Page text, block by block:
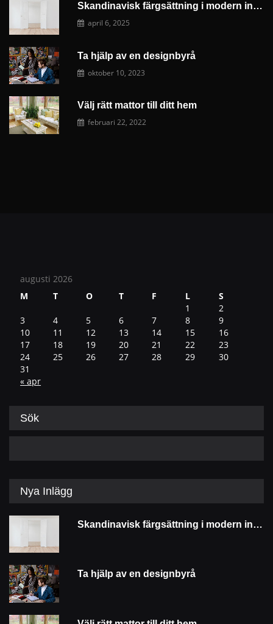
Skandinavisk färgsättning i modern inredningsdesign
april 6, 2025
Ta hjälp av en designbyrå
oktober 10, 2023
Välj rätt mattor till ditt hem
februari 22, 2022
augusti 2026
M
T O T F L
S
1
2
3
4 5 6 7 8
9
10
11 12 13 14 15
16
17
18 19 20 21 22
23
24
25 26 27 28 29
30
31
« apr
Sök
Nya Inlägg
Skandinavisk färgsättning i modern inredningsdesign
Ta hjälp av en designbyrå